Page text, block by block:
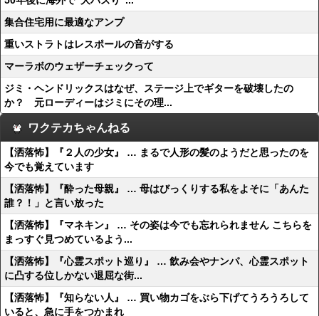
集合住宅用に最適なアンプ
重いストラトはレスポールの音がする
マーラボのウェザーチェックって
ジミ・ヘンドリックスはなぜ、ステージ上でギターを破壊したの
か？ 元ローディーはジミにその理...
ワクテカちゃんねる
【洒落怖】『２人の少女』 … まるで人形の髪のようだと思ったのを
今でも覚えています
【洒落怖】『酔った母親』 … 母はびっくりする私をよそに「あんた
誰？！」と言い放った
【洒落怖】『マネキン』 … その姿は今でも忘れられません こちらを
まっすぐ見つめているよう...
【洒落怖】『心霊スポット巡り』 … 飲み会やナンパ、心霊スポット
に凸する位しかない退屈な街...
【洒落怖】『知らない人』 … 買い物カゴをぶら下げてうろうろして
いると、急に手をつかまれ